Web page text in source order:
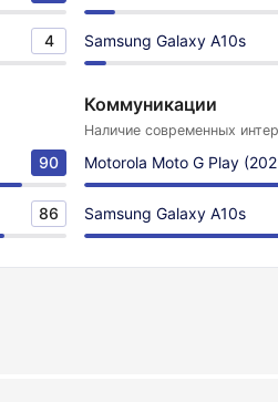
4 Samsung Galaxy A10s
90
86
Коммуникации
Наличие современных
Motorola Moto G Play
Samsung Galaxy A10s